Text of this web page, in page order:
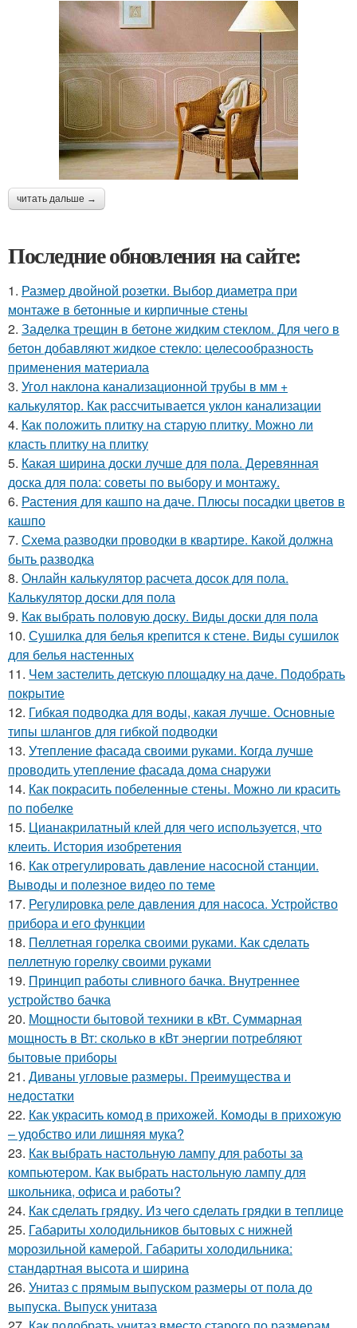
читать дальше →
Последние обновления на сайте:
1. Размер двойной розетки. Выбор диаметра при
монтаже в бетонные и кирпичные стены
2. Заделка трещин в бетоне жидким стеклом. Для чего в
бетон добавляют жидкое стекло: целесообразность
применения материала
3. Угол наклона канализационной трубы в мм +
калькулятор. Как рассчитывается уклон канализации
4. Как положить плитку на старую плитку. Можно ли
класть плитку на плитку
5. Какая ширина доски лучше для пола. Деревянная
доска для пола: советы по выбору и монтажу.
6. Растения для кашпо на даче. Плюсы посадки цветов в
кашпо
7. Схема разводки проводки в квартире. Какой должна
быть разводка
8. Онлайн калькулятор расчета досок для пола.
Калькулятор доски для пола
9. Как выбрать половую доску. Виды доски для пола
10. Сушилка для белья крепится к стене. Виды сушилок
для белья настенных
11. Чем застелить детскую площадку на даче. Подобрать
покрытие
12. Гибкая подводка для воды, какая лучше. Основные
типы шлангов для гибкой подводки
13. Утепление фасада своими руками. Когда лучше
проводить утепление фасада дома снаружи
14. Как покрасить побеленные стены. Можно ли красить
по побелке
15. Цианакрилатный клей для чего используется, что
клеить. История изобретения
16. Как отрегулировать давление насосной станции.
Выводы и полезное видео по теме
17. Регулировка реле давления для насоса. Устройство
прибора и его функции
18. Пеллетная горелка своими руками. Как сделать
пеллетную горелку своими руками
19. Принцип работы сливного бачка. Внутреннее
устройство бачка
20. Мощности бытовой техники в кВт. Суммарная
мощность в Вт: сколько в кВт энергии потребляют
бытовые приборы
21. Диваны угловые размеры. Преимущества и
недостатки
22. Как украсить комод в прихожей. Комоды в прихожую
– удобство или лишняя мука?
23. Как выбрать настольную лампу для работы за
компьютером. Как выбрать настольную лампу для
школьника, офиса и работы?
24. Как сделать грядку. Из чего сделать грядки в теплице
25. Габариты холодильников бытовых с нижней
морозильной камерой. Габариты холодильника:
стандартная высота и ширина
26. Унитаз с прямым выпуском размеры от пола до
выпуска. Выпуск унитаза